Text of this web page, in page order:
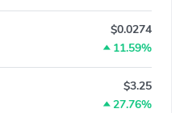
$0.0274
11.59%
$3.25
27.76%